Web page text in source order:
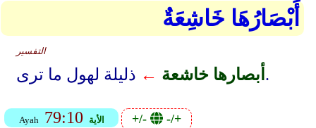
أَبْصَارُهَا خَاشِعَةٌ
التفسير
أبصارها خاشعة ← ذليلة لهول ما ترى.
Ayah 79:10 الأية +/- -/+